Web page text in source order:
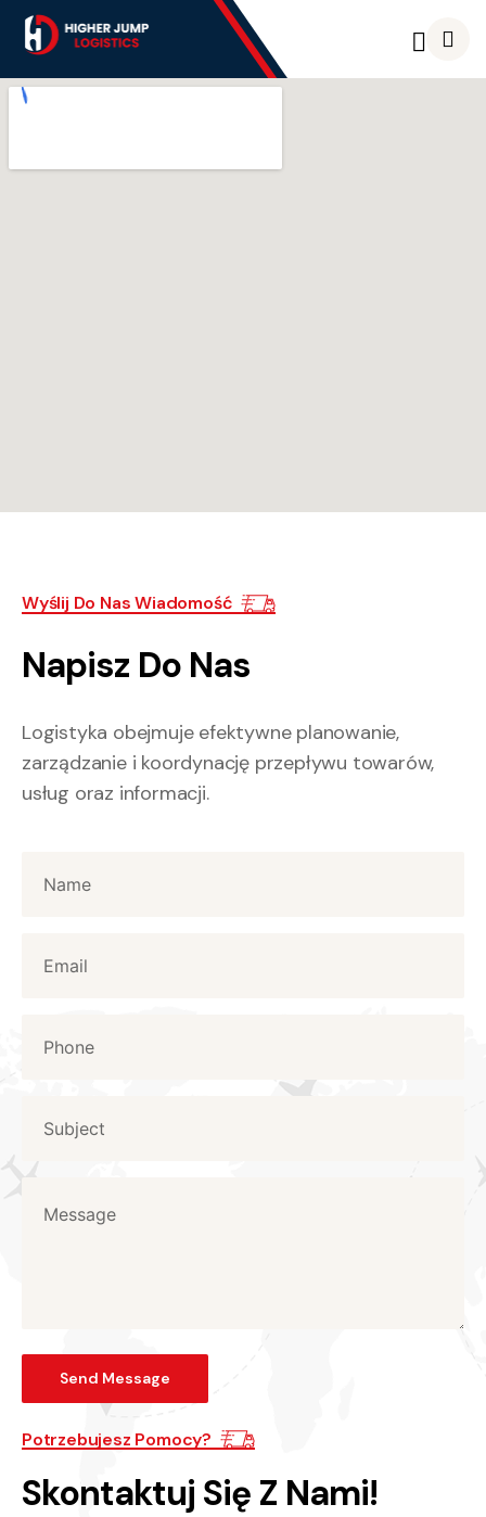
Wyślij Do Nas Wiadomość
Napisz Do Nas
Logistyka obejmuje efektywne planowanie,
zarządzanie i koordynację przepływu towarów,
usług oraz informacji.
Potrzebujesz Pomocy?
Skontaktuj Się Z Nami!